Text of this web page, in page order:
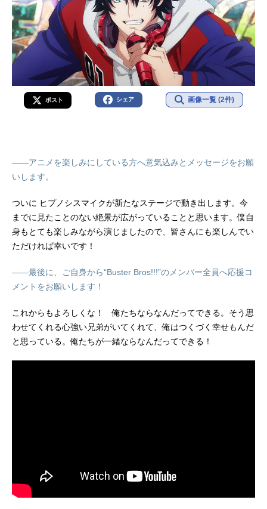
ポスト シェア 画像一覧 (2件)
――アニメを楽しみにしている方へ意気込みとメッセージをお願
いします。
ついに ヒプノシスマイクが新たなステージで動き出します。今
までに見たことのない絶景が広がっていることと思います。僕自
身もとても楽しみながら演じましたので、皆さんにも楽しんでい
ただければ幸いです！
――最後に、ご自身から“Buster Bros!!!”のメンバー全員へ応援コ
メントをお願いします！
これからもよろしくな！ 俺たちならなんだってできる。そう思
わせてくれる心強い兄弟がいてくれて、俺はつくづく幸せもんだ
と思っている。俺たちが一緒ならなんだってできる！